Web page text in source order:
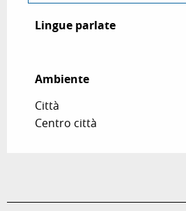
Lingue parlate
Lingue parlate
Ambiente
Ambiente
Città
Centro città